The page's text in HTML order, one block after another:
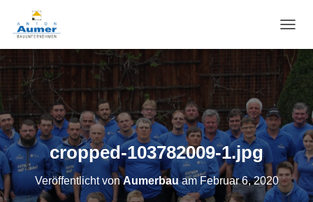
A
V
I
I
O
N
U
M
S
cropped-103782009-1.jpg
Veröffentlicht vonAumerbauam Februar 6, 2020